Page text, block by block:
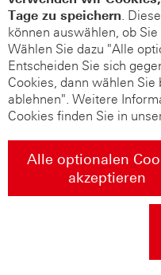
Tage zu speichern.
können auswählen, ob
Wählen Sie dazu "Alle
Entscheiden Sie sich
Cookies, dann wählen
ablehnen". Weitere
Cookies finden Sie in
Alle optionalen
akzeptieren